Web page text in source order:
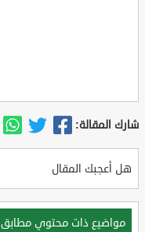
شارك المقالة:
هل أعجبك المقال
مواضيع ذات محتوي مطابق